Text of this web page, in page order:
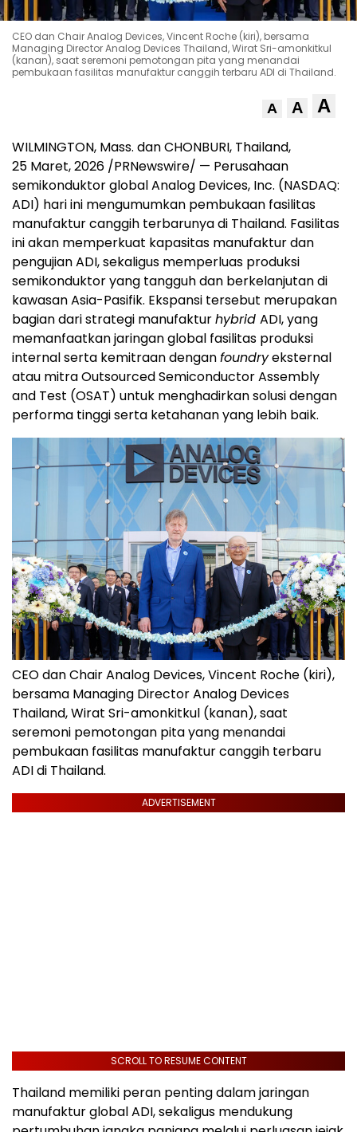
CEO dan Chair Analog Devices, Vincent Roche (kiri), bersama
Managing Director Analog Devices Thailand, Wirat Sri-amonkitkul
(kanan), saat seremoni pemotongan pita yang menandai
pembukaan fasilitas manufaktur canggih terbaru ADI di Thailand.
A A A
WILMINGTON, Mass. dan CHONBURI, Thailand,
25 Maret, 2026 /PRNewswire/ — Perusahaan
semikonduktor global Analog Devices, Inc. (NASDAQ:
ADI) hari ini mengumumkan pembukaan fasilitas
manufaktur canggih terbarunya di Thailand. Fasilitas
ini akan memperkuat kapasitas manufaktur dan
pengujian ADI, sekaligus memperluas produksi
semikonduktor yang tangguh dan berkelanjutan di
kawasan Asia-Pasifik. Ekspansi tersebut merupakan
bagian dari strategi manufakturhybrid ADI, yang
memanfaatkan jaringan global fasilitas produksi
internal serta kemitraan denganfoundryeksternal
atau mitra Outsourced Semiconductor Assembly
and Test (OSAT) untuk menghadirkan solusi dengan
performa tinggi serta ketahanan yang lebih baik.
CEO dan Chair Analog Devices, Vincent Roche (kiri),
bersama Managing Director Analog Devices
Thailand, Wirat Sri-amonkitkul (kanan), saat
seremoni pemotongan pita yang menandai
pembukaan fasilitas manufaktur canggih terbaru
ADI di Thailand.
ADVERTISEMENT
SCROLL TO RESUME CONTENT
Thailand memiliki peran penting dalam jaringan
manufaktur global ADI, sekaligus mendukung